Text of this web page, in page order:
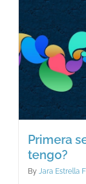
Primera
tengo?
By Jara Estrella